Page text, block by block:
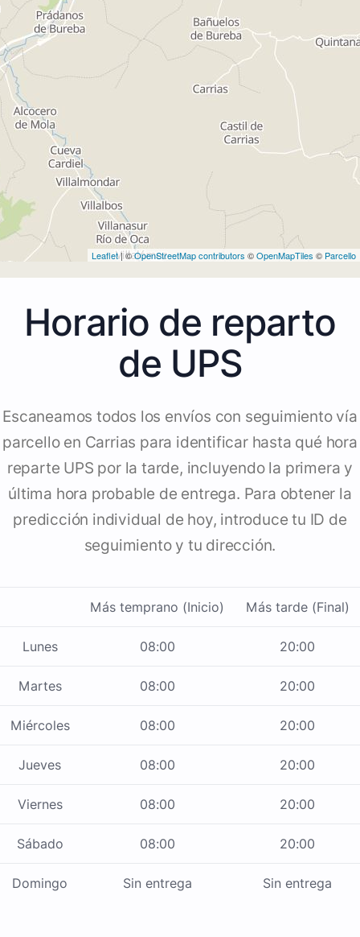
Leaflet| ©OpenStreetMap contributors ©OpenMapTiles © Parcello
Horario de reparto
de UPS
Escaneamos todos los envíos con seguimiento vía
parcello en Carrias para identificar hasta qué hora
reparte UPS por la tarde, incluyendo la primera y
última hora probable de entrega. Para obtener la
predicción individual de hoy, introduce tu ID de
seguimiento y tu dirección.
Más temprano (Inicio) Más tarde (Final)
Lunes 08:00 20:00
Martes 08:00 20:00
Miércoles 08:00 20:00
Jueves 08:00 20:00
Viernes 08:00 20:00
Sábado 08:00 20:00
Domingo Sin entrega Sin entrega